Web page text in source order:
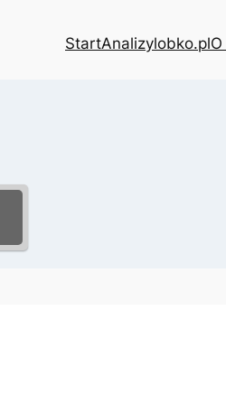
StartAnalizylobko.pl